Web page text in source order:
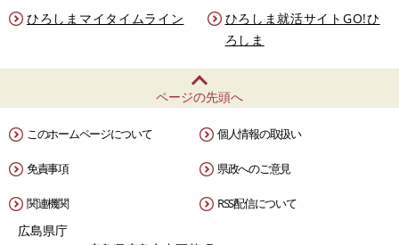
ひろしまマイタイムライン
ひろしま就活サイトGO!ひ
ろしま
ページの先頭へ
このホームページについて 個人情報の取扱い
免責事項 県政へのご意見
関連機関 RSS配信について
広島県庁